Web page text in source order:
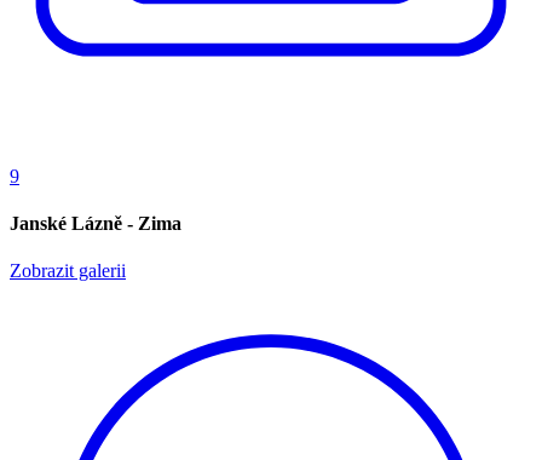
9
Janské Lázně - Zima
Zobrazit galerii